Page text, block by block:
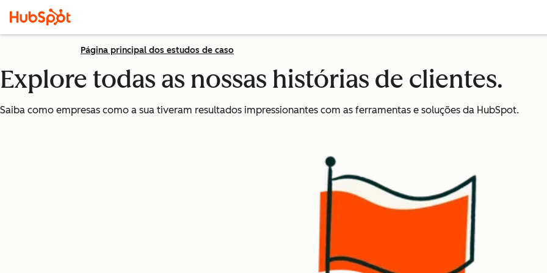
Página principal dos estudos de caso
Explore todas as nossas histórias de clientes.
Saiba como empresas como a sua tiveram resultados impressionantes com as ferramentas e soluções da HubSpot.